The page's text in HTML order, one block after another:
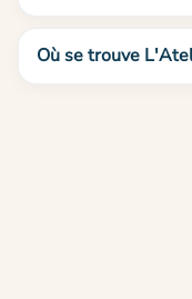
Où se trouve